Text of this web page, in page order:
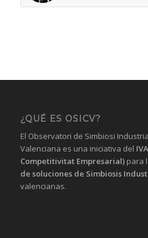
¿QUÉ ES OSICV?
El Observatori de Simbiosi
Valenciana es una iniciativa del
Competitivitat Empresarial)para
de soluciones de Simbiosis
valencianas.